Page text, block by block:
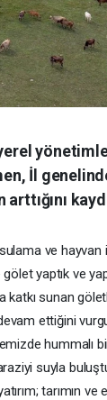
İl
ve
gölet yaptık ve
katkı sunan
ettiğini
hummalı
suyla
tarımın ve